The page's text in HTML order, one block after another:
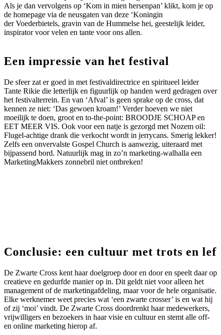
Als je dan vervolgens op ‘Kom in mien hersenpan’ klikt, kom je op
de homepage via de neusgaten van deze ‘Koningin
der Voederbietels, gravin van de Hummelse hei, geestelijk leider,
inspirator voor velen en tante voor ons allen.
Een impressie van het festival
De sfeer zat er goed in met festivaldirectrice en spiritueel leider
Tante Rikie die letterlijk en figuurlijk op handen werd gedragen over
het festivalterrein. En van ‘Afval’ is geen sprake op de cross, dat
kennen ze niet: ‘Das gewoen kroam!’ Verder hoeven we niet
moeilijk te doen, groot en to-the-point: BROODJE SCHOAP en
EET MEER VIS. Ook voor een natje is gezorgd met Nozem oil:
Flugel-achtige drank die verkocht wordt in jerrycans. Smerig lekker!
Zelfs een onvervalste Gospel Church is aanwezig, uiteraard met
bijpassend bord. Natuurlijk mag in zo’n marketing-walhalla een
MarketingMakkers zonnebril niet ontbreken!
Conclusie: een cultuur met trots en lef
De Zwarte Cross kent haar doelgroep door en door en speelt daar op
creatieve en gedurfde manier op in. Dit geldt niet voor alleen het
management of de marketingafdeling, maar voor de hele organisatie.
Elke werknemer weet precies wat ‘een zwarte crosser’ is en wat hij
of zij ‘moi’ vindt. De Zwarte Cross doordrenkt haar medewerkers,
vrijwilligers en bezoekers in haar visie en cultuur en stemt alle off-
en online marketing hierop af.